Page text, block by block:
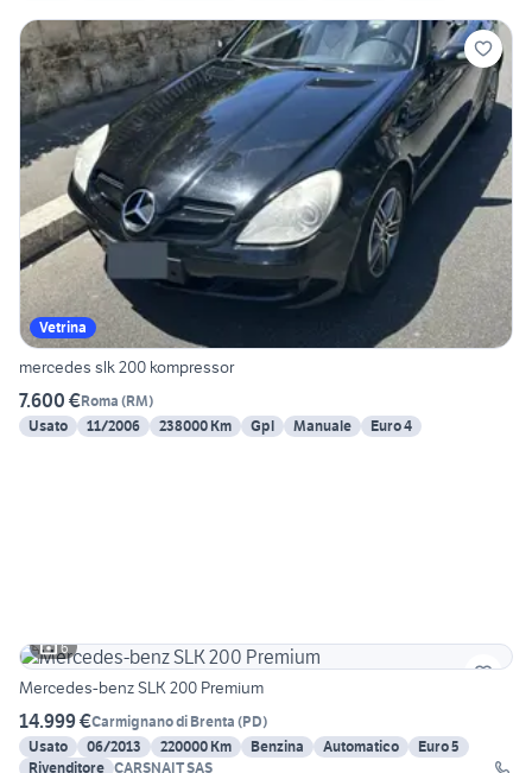
Vetrina
mercedes slk 200 kompressor
7.600 €Roma (RM)
Usato
11/2006 238000 Km Gpl Manuale Euro 4
6
Mercedes-benz SLK 200 Premium
14.999 €Carmignano di Brenta (PD)
Usato
06/2013 220000 Km Benzina Automatico
Euro 5
Rivenditore CARSNAIT SAS